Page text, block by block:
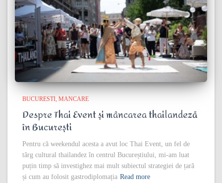
BUCURESTI MANCARE
Despre Thai Event și mâncarea thailandeză
în București
Pentru că weekendul acesta a avut loc Thai Event, un fel de
târg cultural thailandez în centrul Bucureștiului, mi-am luat
puțin timp să investighez mai mult subiectul strategiei de țară
și cum au folosit gastrodiplomația Read more